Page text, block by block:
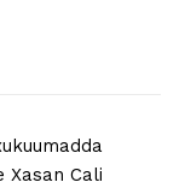
Xasan Cali